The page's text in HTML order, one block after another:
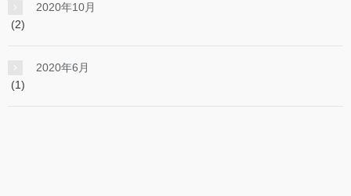
2020年10月
(2)
2020年6月
(1)